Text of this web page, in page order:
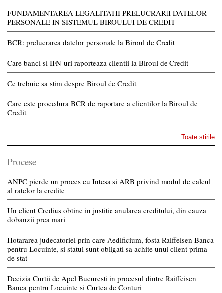
FUNDAMENTAREA LEGALITATII PRELUCRARII DATELOR
PERSONALE IN SISTEMUL BIROULUI DE CREDIT
BCR: prelucrarea datelor personale la Biroul de Credit
Care banci si IFN-uri raporteaza clientii la Biroul de Credit
Ce trebuie sa stim despre Biroul de Credit
Care este procedura BCR de raportare a clientilor la Biroul de
Credit
Toate stirile
Procese
ANPC pierde un proces cu Intesa si ARB privind modul de calcul
al ratelor la credite
Un client Credius obtine in justitie anularea creditului, din cauza
dobanzii prea mari
Hotararea judecatoriei prin care Aedificium, fosta Raiffeisen Banca
pentru Locuinte, si statul sunt obligati sa achite unui client prima
de stat
Decizia Curtii de Apel Bucuresti in procesul dintre Raiffeisen
Banca pentru Locuinte si Curtea de Conturi